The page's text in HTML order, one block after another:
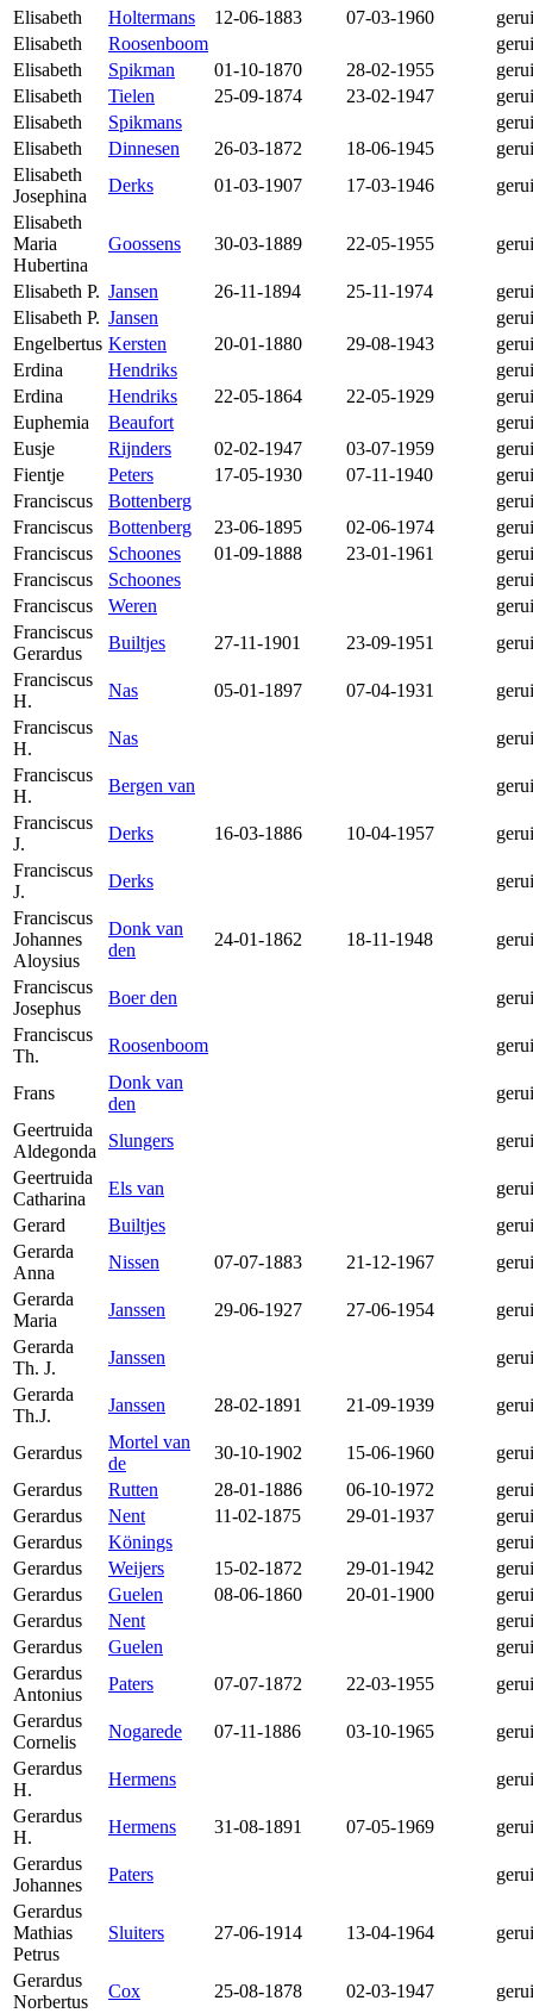
Elisabeth
Holtermans 12-06-1883 07-03-1960
Elisabeth
Roosenboom
Elisabeth
Spikman 01-10-1870 28-02-1955
Elisabeth
Tielen 25-09-1874 23-02-1947
Elisabeth
Spikmans
Elisabeth
Dinnesen 26-03-1872 18-06-1945
Elisabeth
Josephina
Derks 01-03-1907 17-03-1946
Elisabeth
Maria
Hubertina
Goossens 30-03-1889 22-05-1955
Elisabeth P. Jansen 26-11-1894 25-11-1974
Elisabeth P. Jansen
Engelbertus Kersten 20-01-1880 29-08-1943
Erdina
Hendriks
Erdina
Hendriks 22-05-1864 22-05-1929
Euphemia
Beaufort
Eusje
Rijnders 02-02-1947 03-07-1959
Fientje
Peters 17-05-1930 07-11-1940
Franciscus
Bottenberg
Franciscus
Bottenberg 23-06-1895 02-06-1974
Franciscus
Schoones 01-09-1888 23-01-1961
Franciscus
Schoones
Franciscus
Weren
Franciscus
Gerardus
Builtjes 27-11-1901 23-09-1951
Franciscus
H.
Nas 05-01-1897 07-04-1931
Franciscus
H.
Nas
Franciscus
H.
Bergen van
Franciscus
J.
Derks 16-03-1886 10-04-1957
Franciscus
J.
Derks
Franciscus
Johannes
Aloysius
Donk van
den
24-01-1862 18-11-1948
Franciscus
Josephus
Boer den
Franciscus
Th.
Roosenboom
Frans
Donk van
den
Geertruida
Aldegonda
Slungers
Geertruida
Catharina
Els van
Gerard
Builtjes
Gerarda
Anna
Nissen 07-07-1883 21-12-1967
Gerarda
Maria
Janssen 29-06-1927 27-06-1954
Gerarda
Th. J.
Janssen
Gerarda
Th.J.
Janssen 28-02-1891 21-09-1939
Gerardus
Mortel van
de
30-10-1902 15-06-1960
Gerardus
Rutten 28-01-1886 06-10-1972
Gerardus
Nent 11-02-1875 29-01-1937
Gerardus
Könings
Gerardus
Weijers 15-02-1872 29-01-1942
Gerardus
Guelen 08-06-1860 20-01-1900
Gerardus
Nent
Gerardus
Guelen
Gerardus
Antonius
Paters 07-07-1872 22-03-1955
Gerardus
Cornelis
Nogarede 07-11-1886 03-10-1965
Gerardus
H.
Hermens
Gerardus
H.
Hermens 31-08-1891 07-05-1969
Gerardus
Johannes
Paters
Gerardus
Mathias
Petrus
Sluiters 27-06-1914 13-04-1964
Gerardus
Norbertus
Cox 25-08-1878 02-03-1947